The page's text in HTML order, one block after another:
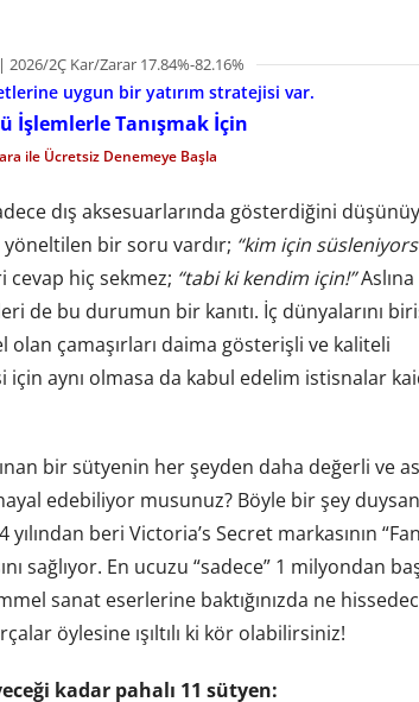
2Ç Kar/Zarar 17.84%-82.16%
uygun bir yatırım stratejisi var.
İşlemlerle Tanışmak İçin
ile Ücretsiz Denemeye Başla
dış aksesuarlarında gösterdiğini
yöneltilen bir soru vardır; “kim için
cevap hiç sekmez; “tabi ki kendim için!”Aslına
de bu durumun bir kanıtı. İç dünyalarını
çamaşırları daima gösterişli ve kaliteli
aynı olmasa da kabul edelim istisnalar
bir sütyenin her şeyden daha değerli ve
edebiliyor musunuz? Böyle bir şey
yılından beri Victoria’s Secret markasının
sağlıyor. En ucuzu “sadece” 1 milyondan
sanat eserlerine baktığınızda ne
öylesine ışıltılı ki kör olabilirsiniz!
kadar pahalı 11 sütyen: